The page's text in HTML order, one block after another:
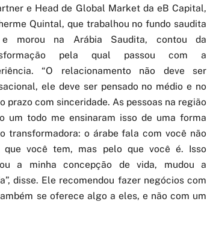
e Head de Global Market da eB Capital,
Quintal, que trabalhou no fundo saudita
e morou na Arábia Saudita, contou da
pela qual passou com a
“O relacionamento não deve ser
ele deve ser pensado no médio e no
prazo com sinceridade. As pessoas na região
um todo me ensinaram isso de uma forma
transformadora: o árabe fala com você não
que você tem, mas pelo que você é. Isso
a minha concepção de vida, mudou a
disse. Ele recomendou fazer negócios com
se oferece algo a eles, e não com um